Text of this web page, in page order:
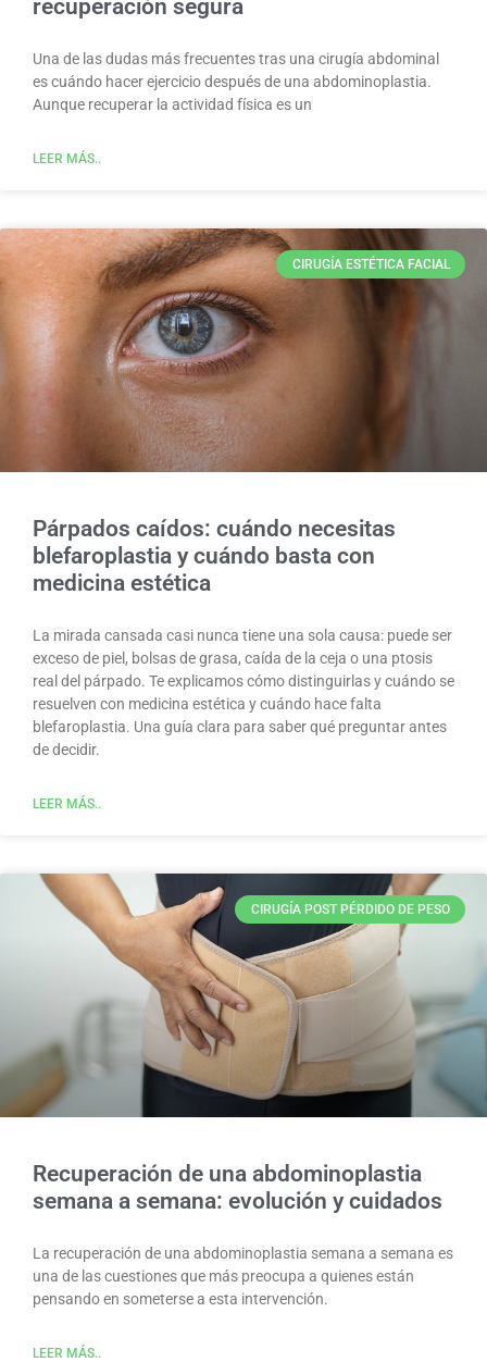
recuperación segura
Una de las dudas más frecuentes tras una cirugía abdominal
es cuándo hacer ejercicio después de una abdominoplastia.
Aunque recuperar la actividad física es un
LEER MÁS..
CIRUGÍA ESTÉTICA FACIAL
Párpados caídos: cuándo necesitas
blefaroplastia y cuándo basta con
medicina estética
La mirada cansada casi nunca tiene una sola causa: puede ser
exceso de piel, bolsas de grasa, caída de la ceja o una ptosis
real del párpado. Te explicamos cómo distinguirlas y cuándo se
resuelven con medicina estética y cuándo hace falta
blefaroplastia. Una guía clara para saber qué preguntar antes
de decidir.
LEER MÁS..
CIRUGÍA POST PÉRDIDO DE PESO
Recuperación de una abdominoplastia
semana a semana: evolución y cuidados
La recuperación de una abdominoplastia semana a semana es
una de las cuestiones que más preocupa a quienes están
pensando en someterse a esta intervención.
LEER MÁS..